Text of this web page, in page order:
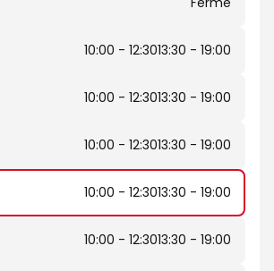
10:00 - 12:3013:30 - 19:00
10:00 - 12:3013:30 - 19:00
10:00 - 12:3013:30 - 19:00
10:00 - 12:3013:30 - 19:00
10:00 - 12:3013:30 - 19:00